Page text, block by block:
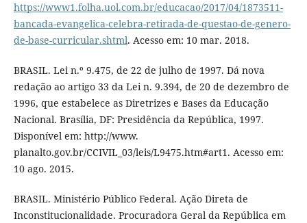
https://www1.folha.uol.com.br/educacao/2017/04/1873511-
bancada-evangelica-celebra-retirada-de-questao-de-genero-
de-base-curricular.shtml. Acesso em: 10 mar. 2018.
BRASIL. Lei n.º 9.475, de 22 de julho de 1997. Dá nova
redação ao artigo 33 da Lei n. 9.394, de 20 de dezembro de
1996, que estabelece as Diretrizes e Bases da Educação
Nacional. Brasília, DF: Presidência da República, 1997.
Disponível em: http://www.
planalto.gov.br/CCIVIL_03/leis/L9475.htm#art1. Acesso em:
10 ago. 2015.
BRASIL. Ministério Público Federal. Ação Direta de
Inconstitucionalidade. Procuradora Geral da República em